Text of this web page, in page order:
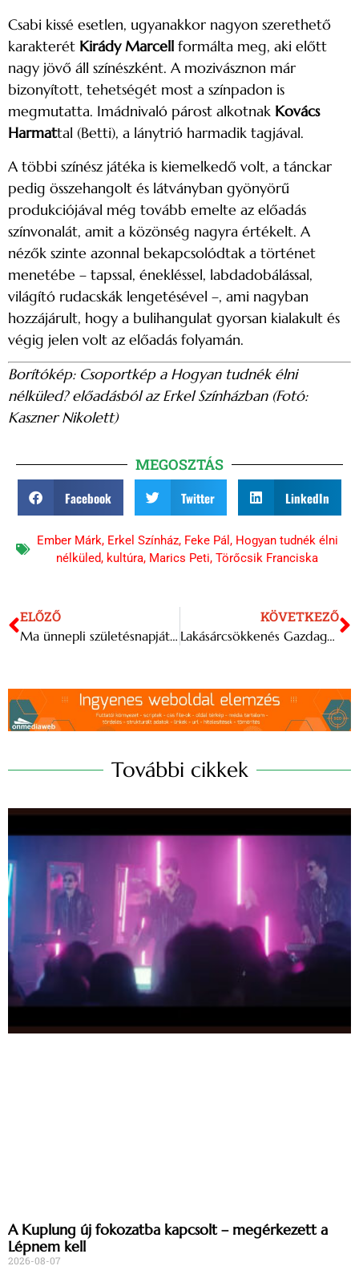
Csabi kissé esetlen, ugyanakkor nagyon szerethető
karakterét Kirády Marcell formálta meg, aki előtt
nagy jövő áll színészként. A mozivásznon már
bizonyított, tehetségét most a színpadon is
megmutatta. Imádnivaló párost alkotnak Kovács
Harmattal (Betti), a lánytrió harmadik tagjával.
A többi színész játéka is kiemelkedő volt, a tánckar
pedig összehangolt és látványban gyönyörű
produkciójával még tovább emelte az előadás
színvonalát, amit a közönség nagyra értékelt. A
nézők szinte azonnal bekapcsolódtak a történet
menetébe – tapssal, énekléssel, labdadobálással,
világító rudacskák lengetésével –, ami nagyban
hozzájárult, hogy a bulihangulat gyorsan kialakult és
végig jelen volt az előadás folyamán.
Borítókép: Csoportkép a Hogyan tudnék élni
nélküled? előadásból az Erkel Színházban (Fotó:
Kaszner Nikolett)
MEGOSZTÁS
Facebook Twitter LinkedIn
Ember Márk, Erkel Színház, Feke Pál , Hogyan tudnék élni
nélküled, kultúra, Marics Peti, Törőcsik Franciska
ELŐZŐ
Ma ünnepli születésnapját Szolnoki Péter énekes
KÖVETKEZŐ
Lakásárcsökkenés Gazdagréten- Megtörtént a hihetetlen!
További cikkek
A Kuplung új fokozatba kapcsolt – megérkezett a
Lépnem kell
2026-08-07